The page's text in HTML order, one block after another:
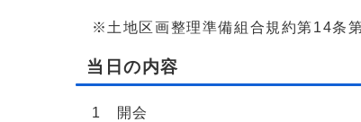
※土地区画整理準備組合規約第14条第
当日の内容
1 開会